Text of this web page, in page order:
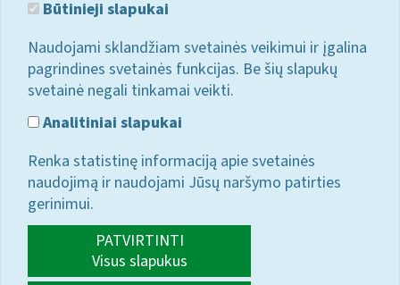
Būtinieji slapukai
Naudojami sklandžiam svetainės veikimui ir įgalina
pagrindines svetainės funkcijas. Be šių slapukų
svetainė negali tinkamai veikti.
Analitiniai slapukai
Renka statistinę informaciją apie svetainės
naudojimą ir naudojami Jūsų naršymo patirties
gerinimui.
PATVIRTINTI
Visus slapukus